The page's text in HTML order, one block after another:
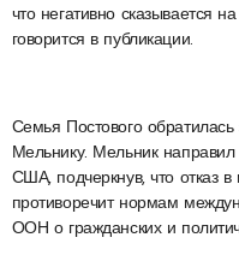
что негативно сказывается
говорится в публикации.
Семья Постового
Мельнику. Мельник
США, подчеркнув, что отказ
противоречит нормам
ООН о гражданских и